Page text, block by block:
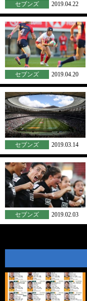
セブンズ 2019.04.22
セブンズ 2019.04.20
セブンズ 2019.03.14
セブンズ 2019.02.03